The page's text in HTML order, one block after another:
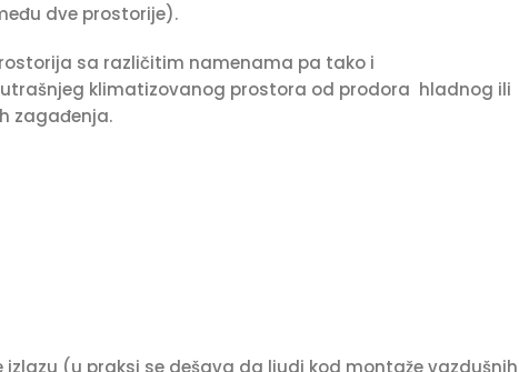
dve prostorije).
sa različitim namenama pa tako i
klimatizovanog prostora od prodora hladnog ili
zagađenja.
(u praksi se dešava da ljudi kod montaže vazdušnih